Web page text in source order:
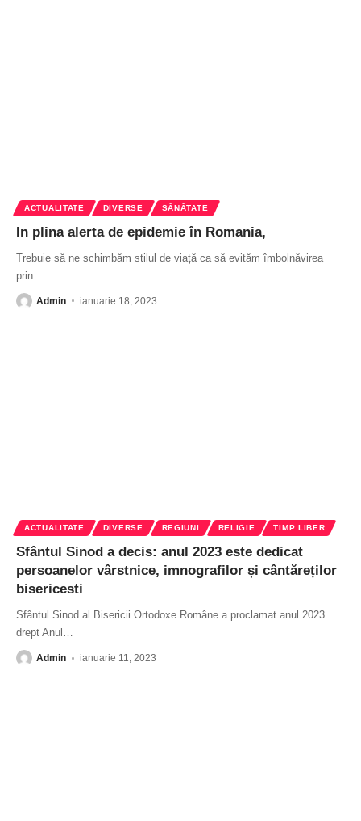
ACTUALITATE DIVERSE SĂNĂTATE
In plina alerta de epidemie în Romania,
Trebuie să ne schimbăm stilul de viață ca să evităm îmbolnăvirea
prin
Admin ianuarie 18, 2023
ACTUALITATE DIVERSE REGIUNI RELIGIE TIMP LIBER
Sfântul Sinod a decis: anul 2023 este dedicat
persoanelor vârstnice, imnografilor și cântăreților
bisericesti
Sfântul Sinod al Bisericii Ortodoxe Române a proclamat anul 2023
drept Anul …
Admin ianuarie 11, 2023